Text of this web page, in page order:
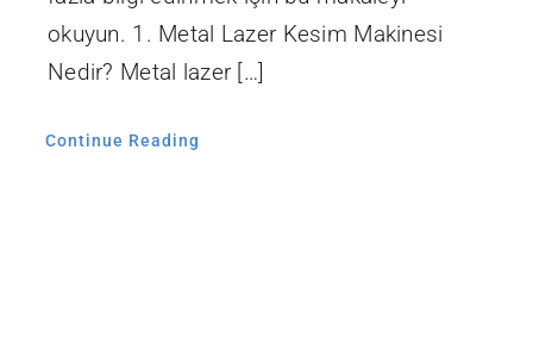
okuyun. 1. Metal Lazer Kesim Makinesi
Nedir? Metal lazer […]
Continue Reading